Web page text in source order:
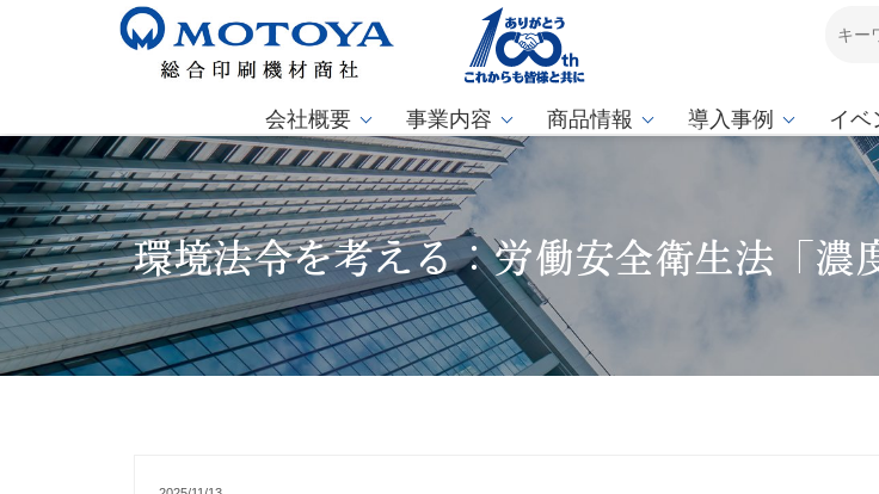
会社概要 事業内容 商品情報 導入事例 イベ
環境法令を考える：労働安全衛生法「濃